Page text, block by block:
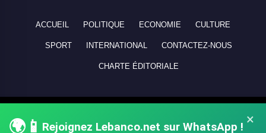
×
🌍📱 Rejoignez Lebanco.net sur WhatsApp !
ACCUEIL POLITIQUE ECONOMIE CULTURE
SPORT INTERNATIONAL CONTACTEZ-NOUS
CHARTE ÉDITORIALE
réservés - All rights reserved.